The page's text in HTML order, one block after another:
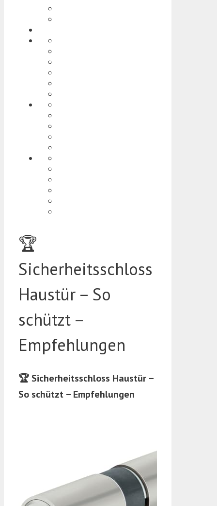
🏆
Sicherheitsschloss
Haustür – So
schützt –
Empfehlungen
🏆 Sicherheitsschloss Haustür –
So schützt – Empfehlungen